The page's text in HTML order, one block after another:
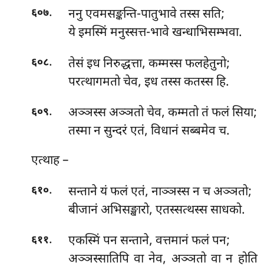
६०७.
ननु एवमसङ्कन्ति-पातुभावे तस्स सति;
ये इमस्मिं मनुस्सत्त-भावे खन्धाभिसम्भवा.
६०८.
तेसं इध निरुद्धत्ता, कम्मस्स फलहेतुनो;
परत्थागमतो चेव, इध तस्स कतस्स हि.
६०९. अञ्ञस्सअञ्ञतो चेव, कम्मतो तं फलं सिया;
तस्मा न सुन्दरं एतं, विधानं सब्बमेव च.
एत्थाह–
६१०. सन्तानेयं फलं एतं, नाञ्ञस्स न च अञ्ञतो;
बीजानं अभिसङ्खारो, एतस्सत्थस्स साधको.
६११.
एकस्मिं पन सन्ताने, वत्तमानं फलं पन;
अञ्ञस्सातिपि वा नेव, अञ्ञतो वा न होति